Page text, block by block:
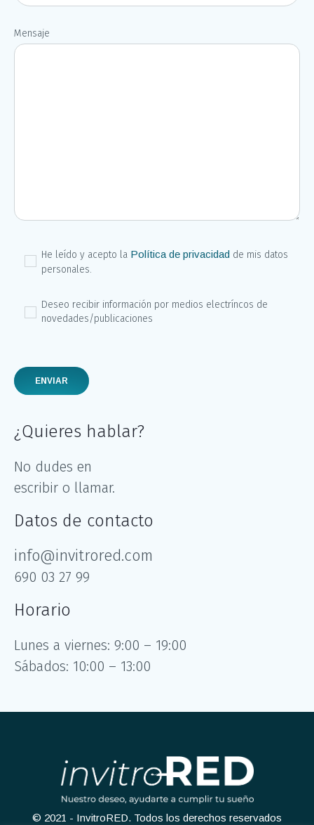
Mensaje
He leído y acepto la Política de privacidad de mis datos
personales.
Deseo recibir información por medios electríncos de
novedades/publicaciones
Por favor, deja este campo vacío.
¿Quieres hablar?
No dudes en
escribir o llamar.
Datos de contacto
info@invitrored.com
690 03 27 99
Horario
Lunes a viernes: 9:00 – 19:00
Sábados: 10:00 – 13:00
© 2021 - InvitroRED. Todos los derechos reservados